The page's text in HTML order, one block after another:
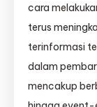
cara
terus
terinformasi
dalam
mencakup